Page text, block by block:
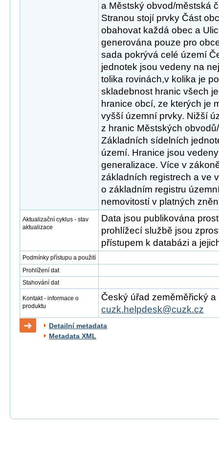
a Městský obvod/městská
Stranou stojí prvky Část
obahovat každá obec a
generována pouze pro
sada pokrývá celé území
jednotek jsou vedeny na
tolika rovinách,v kolika je
skladebnost hranic všech
hranice obcí, ze kterých je
vyšší územní prvky. Nižší
z hranic Městských
Základních sídelních
území. Hranice jsou
generalizace. Více v
základních registrech a ve
o základním registru
nemovitostí v platných
Aktualizační cyklus - stav
aktualizace
Data jsou publikována
prohlížecí službě jsou
přístupem k databázi a
Podmínky přístupu a použití
Prohlížení dat
Stahování dat
Kontakt - informace o
produktu
Český úřad zeměměřický
cuzk.helpdesk@cuzk.cz
Detailní metadata
Metadata XML